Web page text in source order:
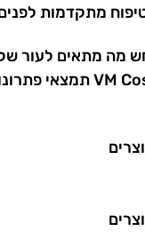
מתקדמות
מה מתאים לעור